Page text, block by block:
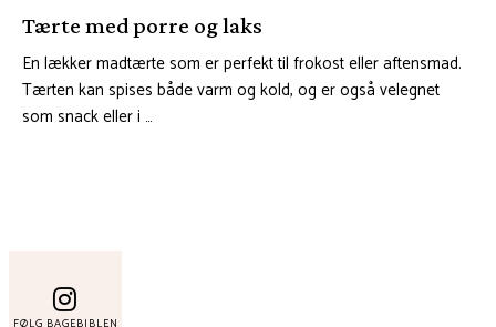
Tærte med porre og laks
En lækker madtærte som er perfekt til frokost eller aftensmad.
Tærten kan spises både varm og kold, og er også velegnet
som snack eller i …